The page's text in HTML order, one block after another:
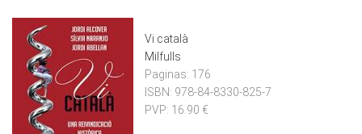
Vi català
Milfulls
Paginas: 176
ISBN: 978-84-8330-825-7
PVP: 16.90 €